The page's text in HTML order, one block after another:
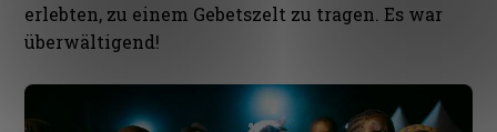
erlebten, zu einem Gebetszelt zu tragen. Es war
überwältigend!